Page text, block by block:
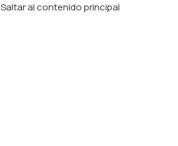
Saltar al contenido principal